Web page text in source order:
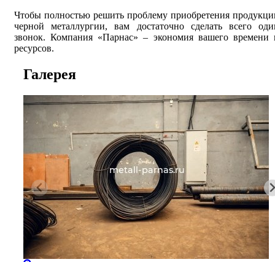
Чтобы полностью решить проблему приобретения
черной металлургии, вам достаточно сделать всего
звонок. Компания «Парнас» – экономия вашего времени
ресурсов.
Галерея